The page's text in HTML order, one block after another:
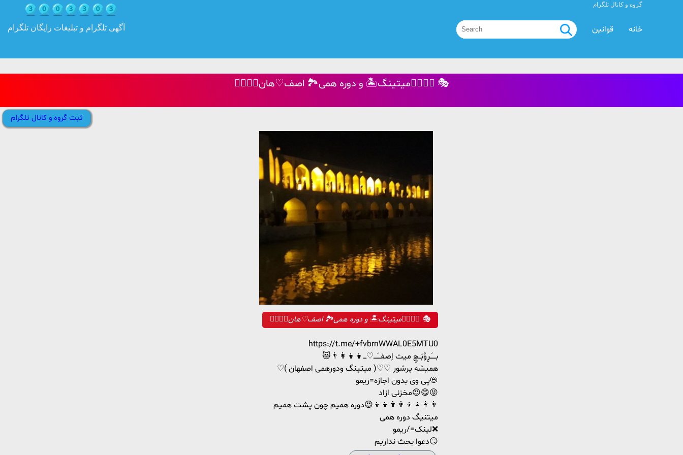
آگهی تلگرام و تبلیغات رایگان تلگرام
گروه و کانال تلگرام
قوانین خانه
🤹‍♂️🤹‍♀️میتینگ🏝 و دوره همی🏞 اصف♡هان🤹‍♂️🤹‍♀️ 🎭
ثبت گروه و کانال تلگرام
🤹‍♂️🤹‍♀️میتینگ🏝 و دوره همی🏞 اصف♡هان🤹‍♂️🤹‍♀️ 🎭
https://t.me/+fvbrnWWAL0E5MTU0
😻👨‍👩‍👦‍👦بـــَڕوُبَــچِ میت اِصفــَـــ♡ـــ
♡( میتینگ ودورهمی اصفهان )♡♡ همیشه پرشور
پی وی بدون اجازه=ریمو📛
مخزنی ازاد😍😋😝
دوره همیم چون پشت همیم😍👨‍👩‍👦‍👦👨‍👩‍👧‍👦
میتنیگ دوره همی
لینک=/ریمو❌
دعوا بحث نداریم😏